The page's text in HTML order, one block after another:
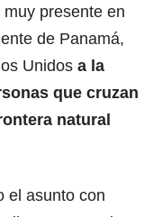
presente en
de Panamá,
Unidos a la
que cruzan
natural
el asunto con